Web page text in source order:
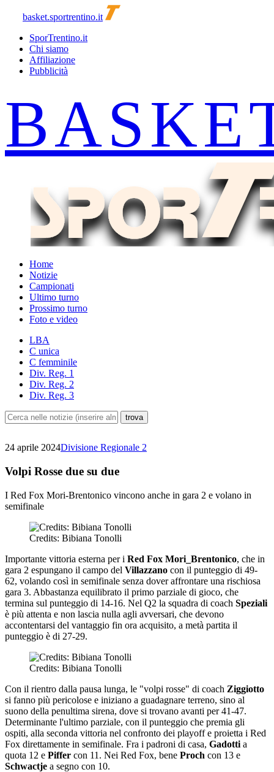
basket.sportrentino.it
SporTrentino.it
Chi siamo
Affiliazione
Pubblicità
Home
Notizie
Campionati
Ultimo turno
Prossimo turno
Foto e video
LBA
C unica
C femminile
Div. Reg. 1
Div. Reg. 2
Div. Reg. 3
24 aprile 2024Divisione Regionale 2
Volpi Rosse due su due
I Red Fox Mori-Brentonico vincono anche in gara 2 e volano in
semifinale
Credits: Bibiana Tonolli
Importante vittoria esterna per i Red Fox Mori_Brentonico, che in
gara 2 espungano il campo del Villazzano con il punteggio di 49-
62, volando così in semifinale senza dover affrontare una rischiosa
gara 3. Abbastanza equilibrato il primo parziale di gioco, che
termina sul punteggio di 14-16. Nel Q2 la squadra di coach Speziali
è più attenta e non lascia nulla agli avversari, che devono
accontentarsi del vantaggio fin ora acquisito, a metà partita il
punteggio è di 27-29.
Credits: Bibiana Tonolli
Con il rientro dalla pausa lunga, le "volpi rosse" di coach Ziggiotto
si fanno più pericolose e iniziano a guadagnare terreno, sino al
suono della penultima sirena, dove si trovano avanti per 41-47.
Determinante l'ultimo parziale, con il punteggio che premia gli
ospiti, alla seconda vittoria nel confronto dei playoff e proietta i Red
Fox direttamente in semifinale. Fra i padroni di casa, Gadotti a
quota 12 e Piffer con 11. Nei Red Fox, bene Proch con 13 e
Schwactje a segno con 10.